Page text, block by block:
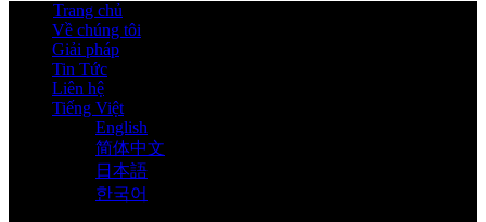
Trang chủ
Về chúng tôi
Giải pháp
Tin Tức
Liên hệ
Tiếng Việt
English
简体中文
日本語
한국어